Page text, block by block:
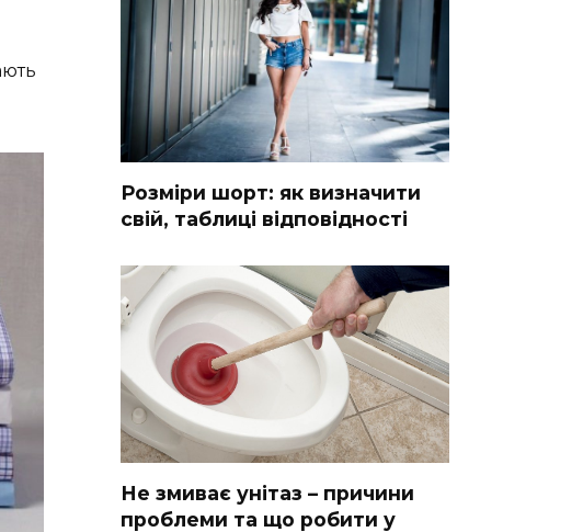
Розміри шорт: як визначити
свій, таблиці відповідності
Не змиває унітаз – причини
проблеми та що робити у